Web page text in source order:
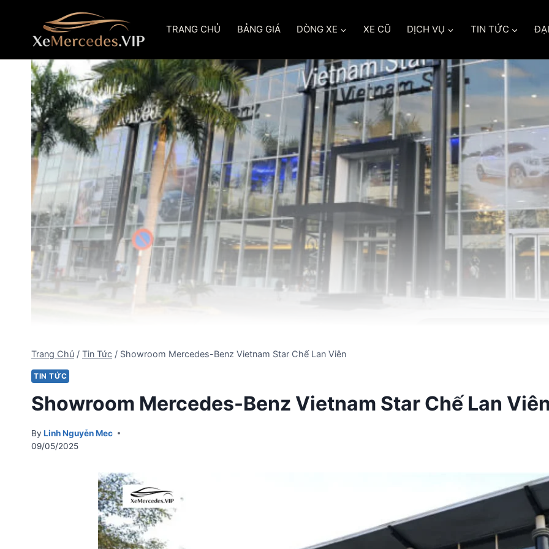
content
TRANG CHỦ BẢNG GIÁ DÒNG XE XE CŨ DỊCH VỤ TIN TỨC
Trang Chủ / Tin Tức / Showroom Mercedes-Benz Vietnam Star Chế Lan Viên
TIN TỨC
Showroom Mercedes-Benz Vietnam Star Chế Lan
By Linh Nguyễn Mec
09/05/2025